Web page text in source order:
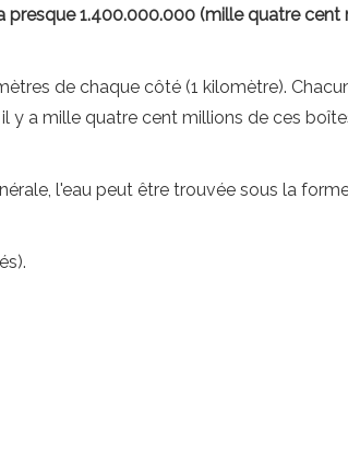
presque 1.400.000.000 (mille quatre cent
de chaque côté (1 kilomètre).
y a mille quatre cent millions de ces
l'eau peut être trouvée sous la